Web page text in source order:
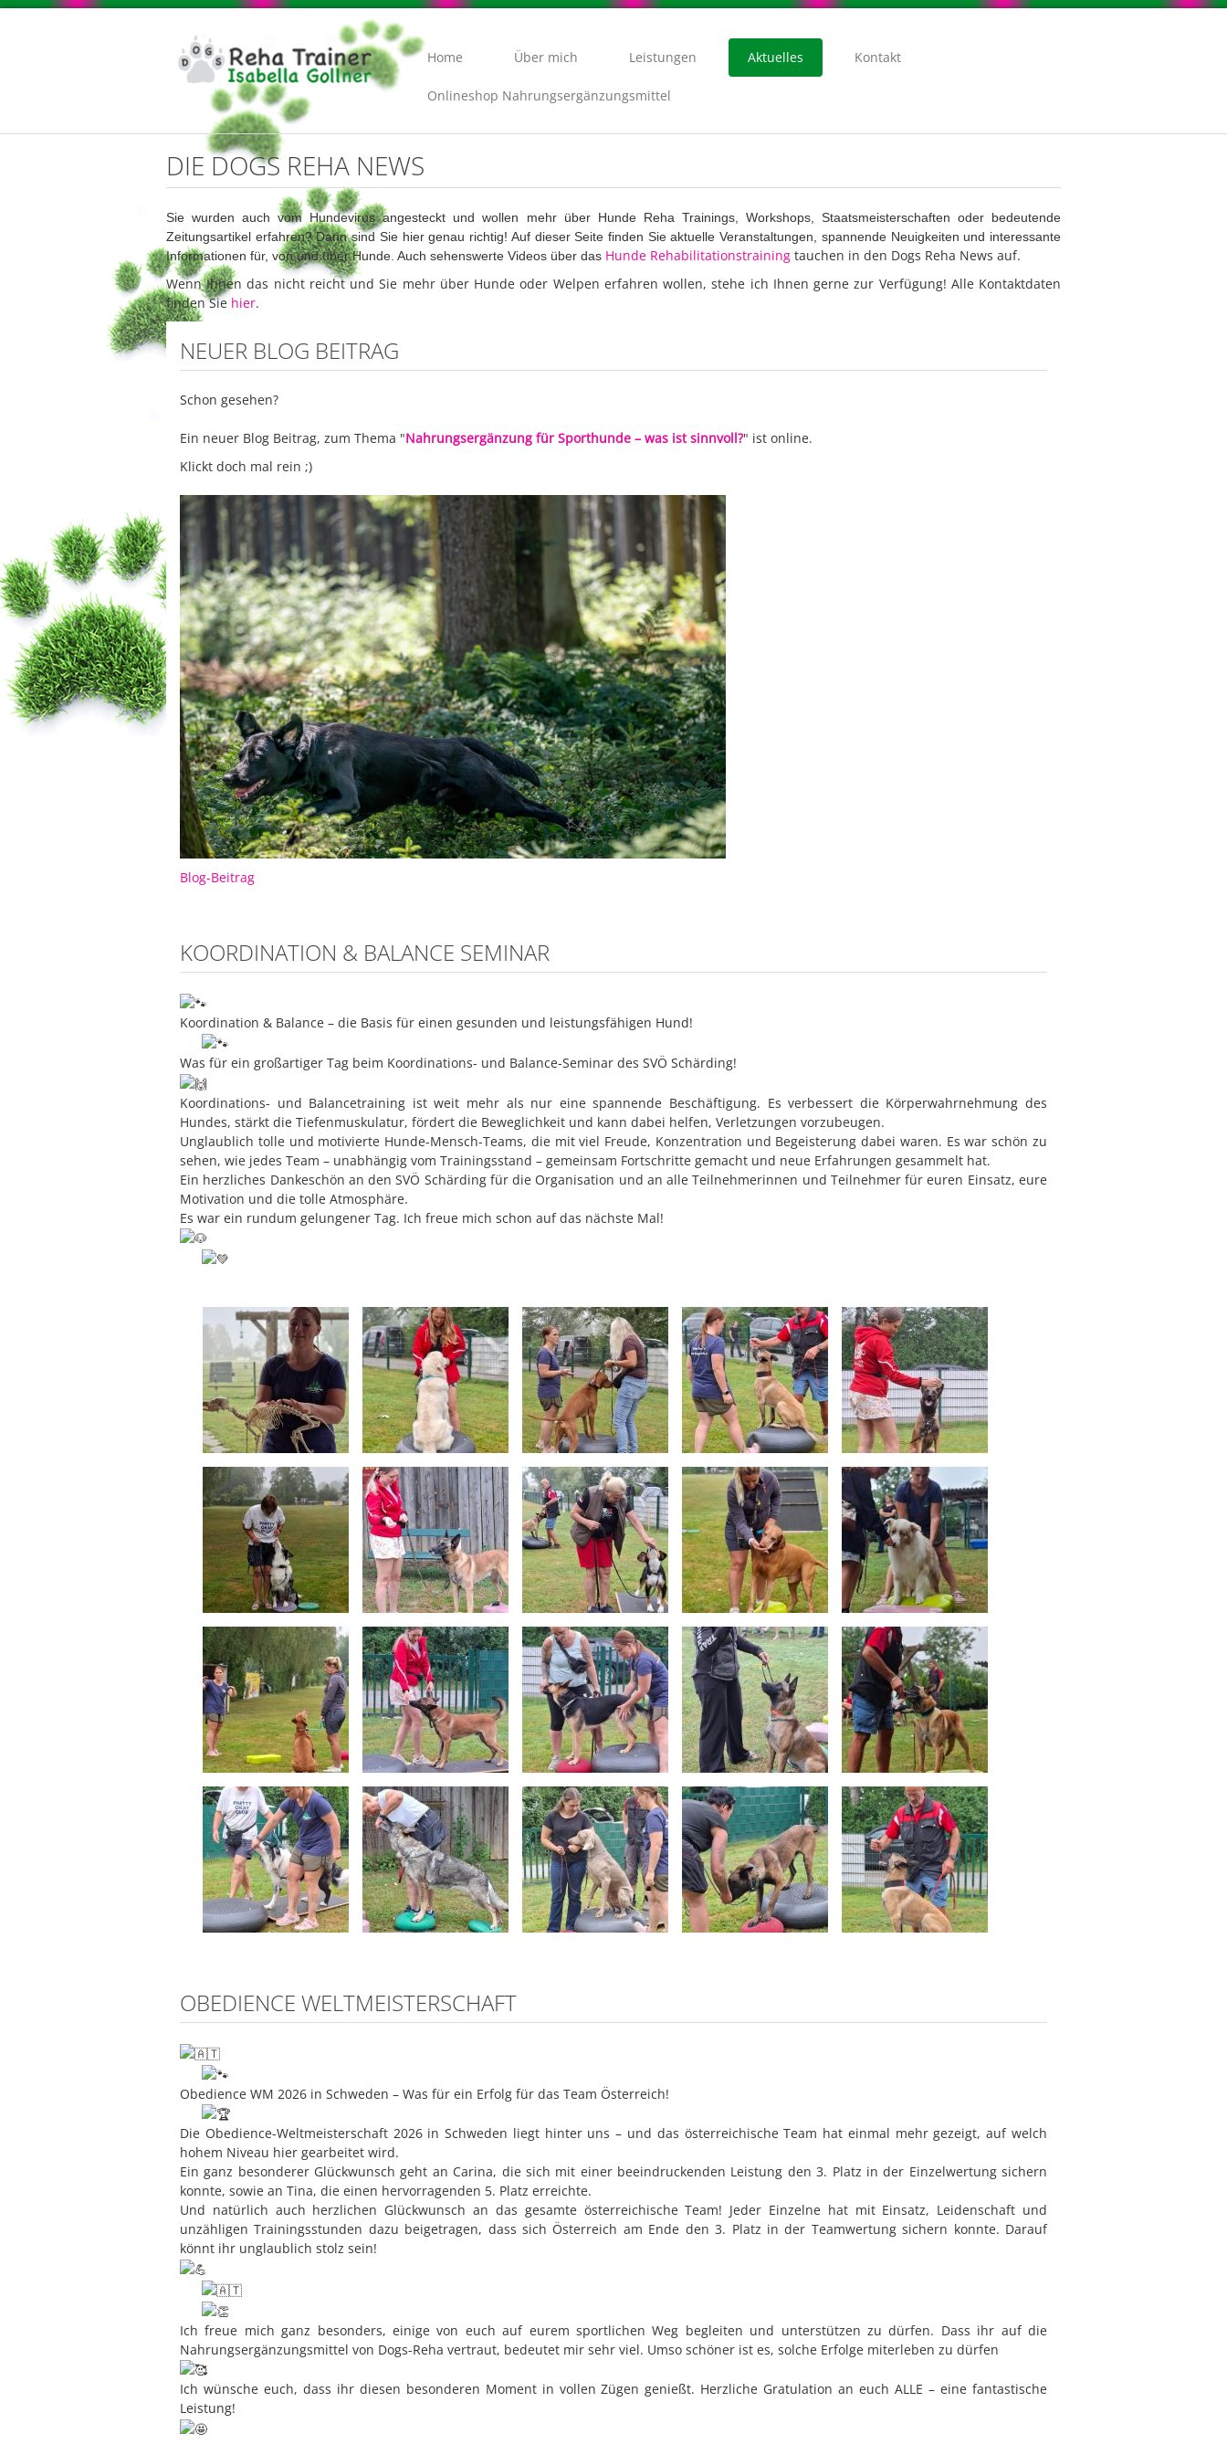
Home Über mich Leistungen Aktuelles Kontakt
Onlineshop Nahrungsergänzungsmittel
DIE DOGS REHA NEWS
Sie wurden auch vom Hundevirus angesteckt und wollen mehr über Hunde Reha Trainings, Workshops, Staatsmeisterschaften oder bedeutende
Zeitungsartikel erfahren? Dann sind Sie hier genau richtig! Auf dieser Seite finden Sie aktuelle Veranstaltungen, spannende Neuigkeiten und interessante
Informationen für, von und über Hunde. Auch sehenswerte Videos über das Hunde Rehabilitationstraining tauchen in den Dogs Reha News auf.
Wenn Ihnen das nicht reicht und Sie mehr über Hunde oder Welpen erfahren wollen, stehe ich Ihnen gerne zur Verfügung! Alle Kontaktdaten
finden Sie hier.
NEUER BLOG BEITRAG
Schon gesehen?
Ein neuer Blog Beitrag, zum Thema "Nahrungsergänzung für Sporthunde – was ist sinnvoll?" ist online.
Klickt doch mal rein ;)
Blog-Beitrag
KOORDINATION & BALANCE SEMINAR
Koordination & Balance – die Basis für einen gesunden und leistungsfähigen Hund!
Was für ein großartiger Tag beim Koordinations- und Balance-Seminar des SVÖ Schärding!
Koordinations- und Balancetraining ist weit mehr als nur eine spannende Beschäftigung. Es verbessert die Körperwahrnehmung des
Hundes, stärkt die Tiefenmuskulatur, fördert die Beweglichkeit und kann dabei helfen, Verletzungen vorzubeugen.
Unglaublich tolle und motivierte Hunde-Mensch-Teams, die mit viel Freude, Konzentration und Begeisterung dabei waren. Es war schön zu
sehen, wie jedes Team – unabhängig vom Trainingsstand – gemeinsam Fortschritte gemacht und neue Erfahrungen gesammelt hat.
Ein herzliches Dankeschön an den SVÖ Schärding für die Organisation und an alle Teilnehmerinnen und Teilnehmer für euren Einsatz, eure
Motivation und die tolle Atmosphäre.
Es war ein rundum gelungener Tag. Ich freue mich schon auf das nächste Mal!
OBEDIENCE WELTMEISTERSCHAFT
Obedience WM 2026 in Schweden – Was für ein Erfolg für das Team Österreich!
Die Obedience-Weltmeisterschaft 2026 in Schweden liegt hinter uns – und das österreichische Team hat einmal mehr gezeigt, auf welch
hohem Niveau hier gearbeitet wird.
Ein ganz besonderer Glückwunsch geht an Carina, die sich mit einer beeindruckenden Leistung den 3. Platz in der Einzelwertung sichern
konnte, sowie an Tina, die einen hervorragenden 5. Platz erreichte.
Und natürlich auch herzlichen Glückwunsch an das gesamte österreichische Team! Jeder Einzelne hat mit Einsatz, Leidenschaft und
unzähligen Trainingsstunden dazu beigetragen, dass sich Österreich am Ende den 3. Platz in der Teamwertung sichern konnte. Darauf
könnt ihr unglaublich stolz sein!
Ich freue mich ganz besonders, einige von euch auf eurem sportlichen Weg begleiten und unterstützen zu dürfen. Dass ihr auf die
Nahrungsergänzungsmittel von Dogs-Reha vertraut, bedeutet mir sehr viel. Umso schöner ist es, solche Erfolge miterleben zu dürfen
Ich wünsche euch, dass ihr diesen besonderen Moment in vollen Zügen genießt. Herzliche Gratulation an euch ALLE – eine fantastische
Leistung!